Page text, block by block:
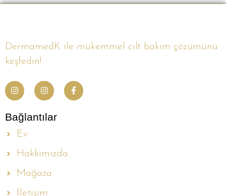
DermamedK ile mükemmel cilt bakım çözümünü
keşfedin!
Bağlantılar
Ev
Hakkımızda
Mağaza
İletişim